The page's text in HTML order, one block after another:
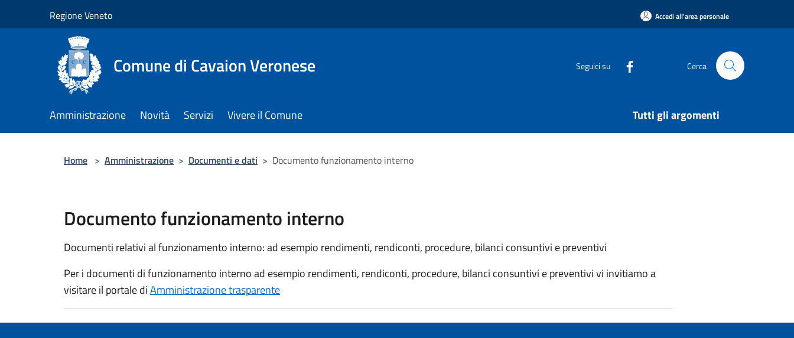
Regione Veneto Accedi all'area personale
Comune di Cavaion Veronese Seguici su Cerca
Amministrazione Novità Servizi Vivere il Comune Tutti gli argomenti
Home > Amministrazione > Documenti e dati > Documento funzionamento interno
Documento funzionamento interno
Documenti relativi al funzionamento interno: ad esempio rendimenti, rendiconti, procedure, bilanci consuntivi e preventivi
Per i documenti di funzionamento interno ad esempio rendimenti, rendiconti, procedure, bilanci consuntivi e preventivi vi invitiamo a
visitare il portale diAmministrazione trasparente